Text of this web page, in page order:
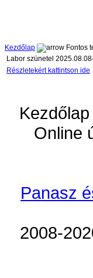
Kezdőlap
Fontos
Labor szünetel
Részletekért kattintson ide
Online
Panasz
2008-